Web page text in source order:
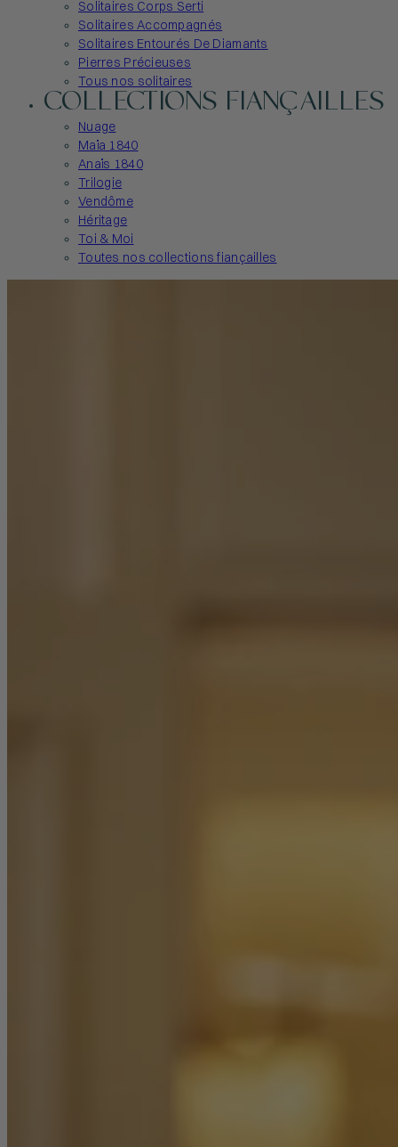
Solitaires Corps Serti
Solitaires Accompagnés
Solitaires Entourés De Diamants
Pierres Précieuses
Tous nos solitaires
COLLECTIONS FIANÇAILLES
Nuage
Maïa 1840
Anaïs 1840
Trilogie
Vendôme
Héritage
Toi & Moi
Toutes nos collections fiançailles